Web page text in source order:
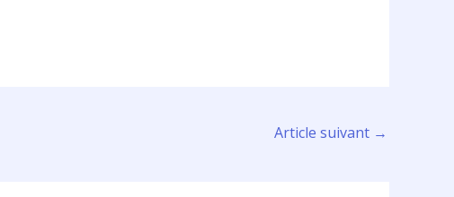
Article suivant →